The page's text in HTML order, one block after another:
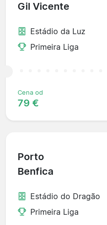
Gil Vicente
Estádio da Luz
Primeira Liga
Cena od
79 €
Porto
Benfica
Estádio do Dragão
Primeira Liga